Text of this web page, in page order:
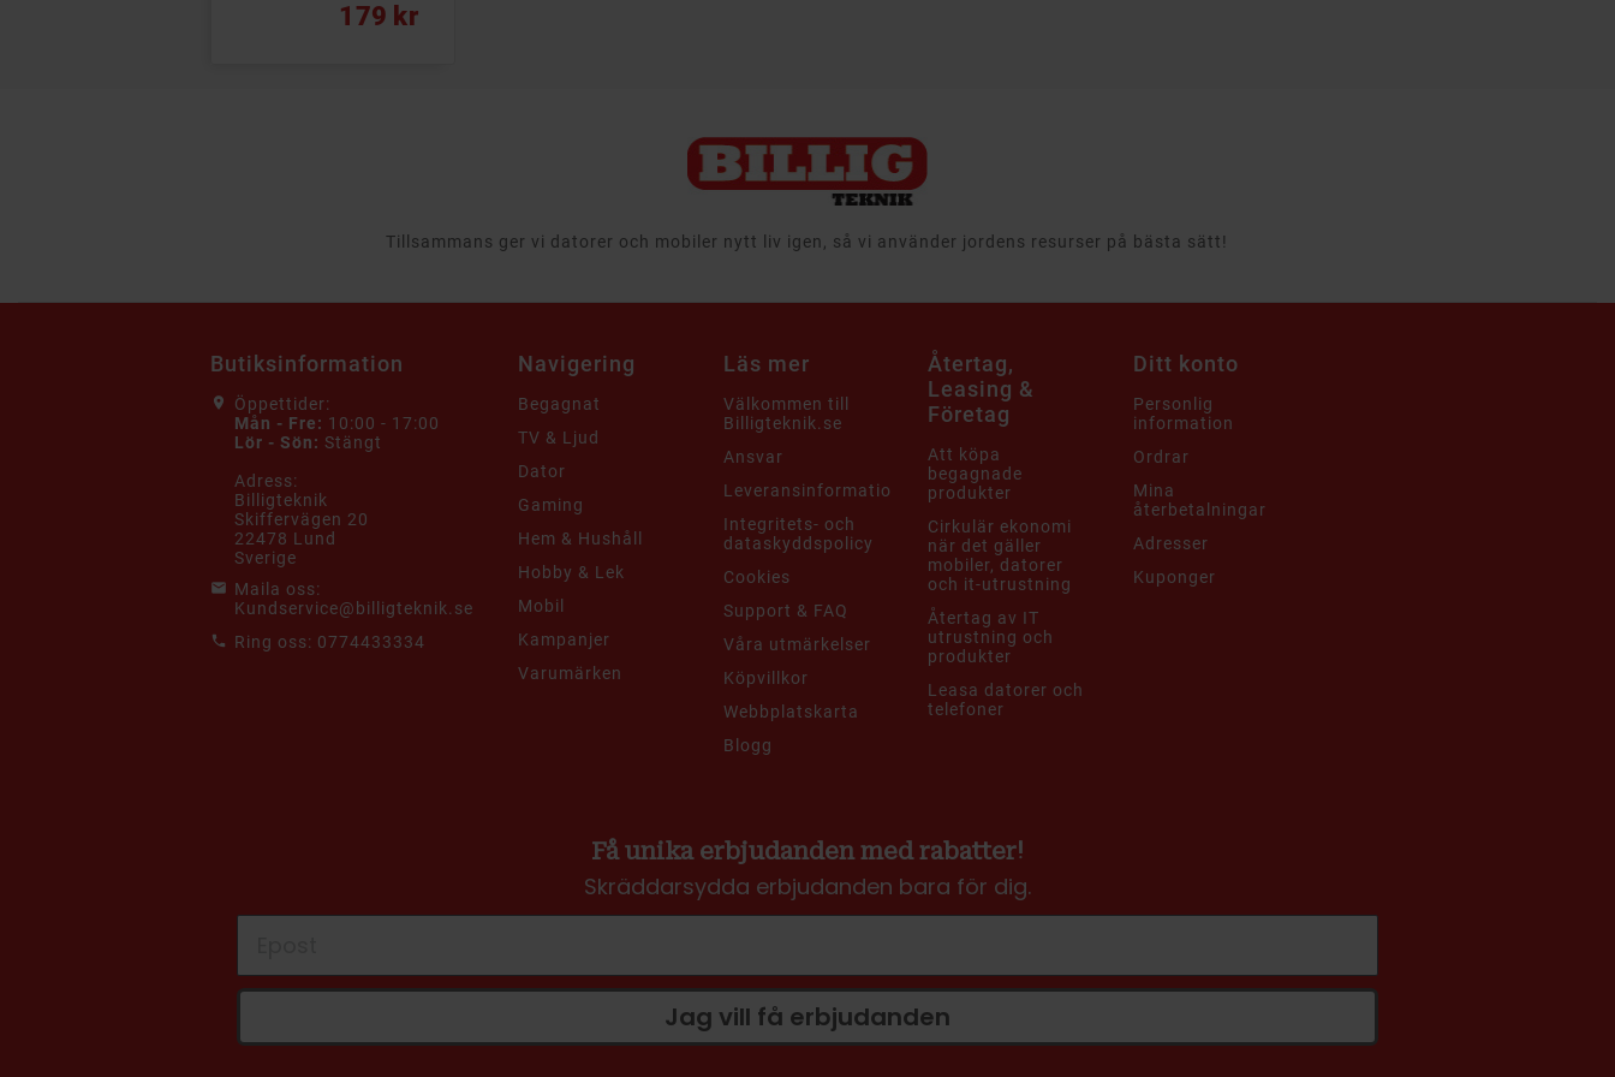
179 kr
Tillsammans ger vi datorer och mobiler nytt liv igen, så vi använder jordens resurser på bästa sätt!
Butiksinformation
Öppettider:
Mån - Fre: 10:00 - 17:00
Lör - Sön: Stängt
Adress:
Billigteknik
Skiffervägen 20
22478 Lund
Sverige
Maila oss:
Kundservice@billigteknik.se
Ring oss: 0774433334
Navigering
Begagnat
TV & Ljud
Dator
Gaming
Hem & Hushåll
Hobby & Lek
Mobil
Kampanjer
Varumärken
Läs mer
Välkommen till
Billigteknik.se
Ansvar
Leveransinformation
Integritets- och
dataskyddspolicy
Cookies
Support & FAQ
Våra utmärkelser
Köpvillkor
Webbplatskarta
Blogg
Återtag,
Leasing &
Företag
Att köpa
begagnade
produkter
Cirkulär ekonomi
när det gäller
mobiler, datorer
och it-utrustning
Återtag av IT
utrustning och
produkter
Leasa datorer och
telefoner
Ditt konto
Personlig
information
Ordrar
Mina
återbetalningar
Adresser
Kuponger
Få unika erbjudanden med rabatter!
Skräddarsydda erbjudanden bara för dig.
Jag vill få erbjudanden